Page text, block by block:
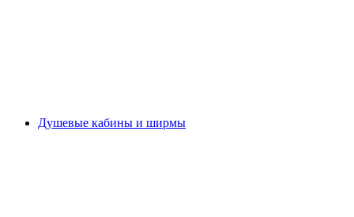
Душевые кабины и ширмы